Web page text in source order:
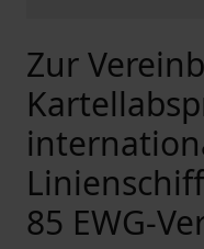
Zur
85 EWG-